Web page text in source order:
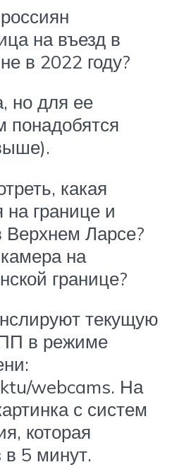
на въезд в
в 2022 году?
но для ее
понадобятся
какая
на границе и
Ларсе?
на
границе?
текущую
в режиме
webcams. На
с систем
которая
в 5 минут.